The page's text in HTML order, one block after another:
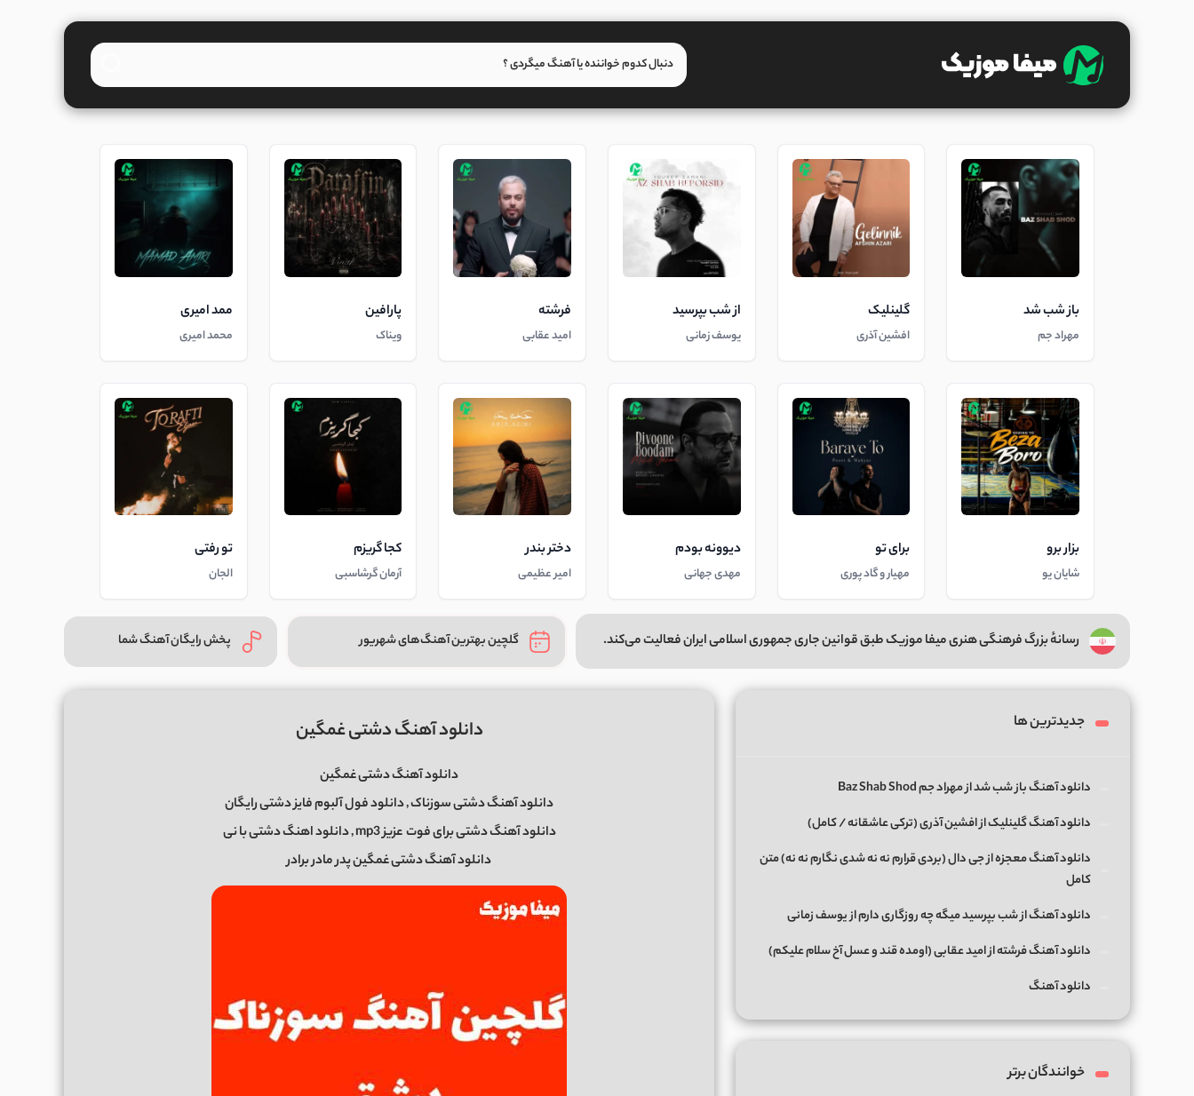
باز شب شد
مهراد جم
گلینلیک
افشین آذری
از شب بپرسید
یوسف زمانی
فرشته
امید عقابی
پارافین
ویناک
ممد امیری
محمد امیری
بزار برو
شایان یو
برای تو
مهیار و گاد پوری
دیوونه بودم
مهدی جهانی
دختر بندر
امیر عظیمی
کجا گریزم
آرمان گرشاسبی
تو رفتی
الجان
رسانهٔ بزرگ فرهنگی هنری میفا موزیک طبق قوانین جاری جمهوری اسلامی ایران فعالیت می‌کند. گلچین بهترین آهنگ‌های شهریور پخش رایگان آهنگ شما
دانلود آهنگ دشتی غمگین
دانلود آهنگ دشتی غمگین
دانلود آهنگ دشتی سوزناک , دانلود فول آلبوم فایز دشتی رایگان
دانلود آهنگ دشتی برای فوت عزیز mp3 , دانلود اهنگ دشتی با نی
دانلود آهنگ دشتی غمگین پدر مادر برادر
جدیدترین ها
دانلود آهنگ باز شب شد از مهراد جم Baz Shab Shod
دانلود آهنگ گلینلیک از افشین آذری (ترکی عاشقانه / کامل)
دانلود آهنگ معجزه از جی دال (بردی قرارم نه نه شدی نگارم نه نه) متن
کامل
دانلود آهنگ از شب بپرسید میگه چه روزگاری دارم از یوسف زمانی
دانلود آهنگ فرشته از امید عقابی (اومده قند و عسل آخ سلام علیکم)
دانلود آهنگ
خوانندگان برتر